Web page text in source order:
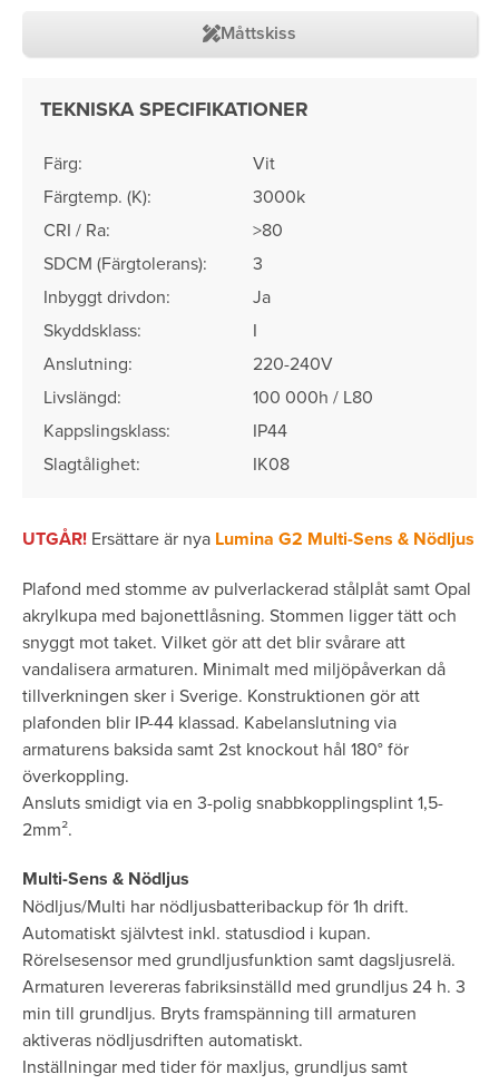
UTGÅR! Ersättare är nya Lumina G2 Multi-Sens & Nödljus
Plafond med stomme av pulverlackerad stålplåt samt Opal
akrylkupa med bajonettlåsning. Stommen ligger tätt och
snyggt mot taket. Vilket gör att det blir svårare att
vandalisera armaturen. Minimalt med miljöpåverkan då
tillverkningen sker i Sverige. Konstruktionen gör att
plafonden blir IP-44 klassad. Kabelanslutning via
armaturens baksida samt 2st knockout hål 180° för
överkoppling.
Ansluts smidigt via en 3-polig snabbkopplingsplint 1,5-
2mm­².
Multi-Sens & Nödljus
Nödljus/Multi har nödljusbatteribackup för 1h drift.
Automatiskt självtest inkl. statusdiod i kupan.
Rörelsesensor med grundljusfunktion samt dagsljusrelä.
Armaturen levereras fabriksinställd med grundljus 24 h. 3
min till grundljus. Bryts framspänning till armaturen
aktiveras nödljusdriften automatiskt.
Inställningar med tider för maxljus, grundljus samt
Måttskiss
TEKNISKA SPECIFIKATIONER
Färg:
Vit
Färgtemp. (K):
3000k
CRI / Ra:
>80
SDCM (Färgtolerans)​:
3
Inbyggt drivdon:
Ja
Skyddsklass:
I
Anslutning:
220-240V
Livslängd:
100 000h / L80
Kappslingsklass:
IP44
Slagtålighet:
IK08